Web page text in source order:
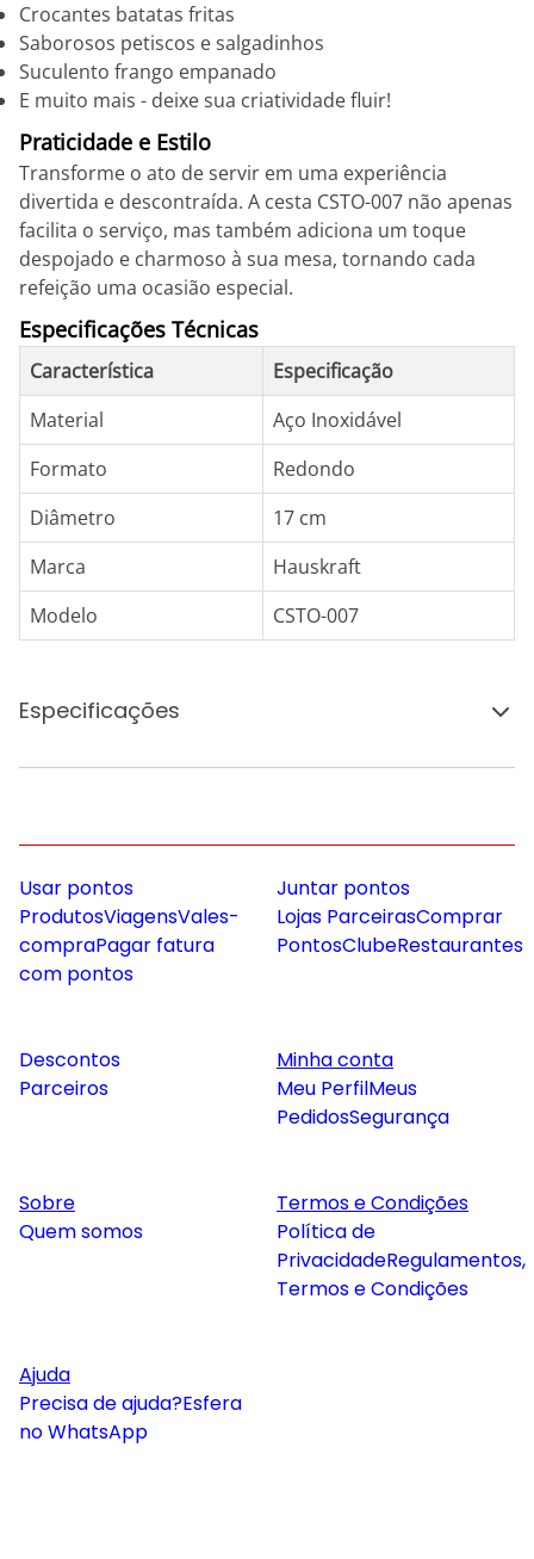
Crocantes batatas fritas
Saborosos petiscos e salgadinhos
Suculento frango empanado
E muito mais - deixe sua criatividade fluir!
Praticidade e Estilo
Transforme o ato de servir em uma experiência
divertida e descontraída. A cesta CSTO-007 não apenas
facilita o serviço, mas também adiciona um toque
despojado e charmoso à sua mesa, tornando cada
refeição uma ocasião especial.
Especificações Técnicas
Característica
Especificação
Material
Aço Inoxidável
Formato
Redondo
Diâmetro
17 cm
Marca
Hauskraft
Modelo
CSTO-007
Especificações
Usar pontos
ProdutosViagensVales-
compraPagar fatura
com pontos
Juntar pontos
Lojas ParceirasComprar
PontosClubeRestaurantes
Descontos
Parceiros
Minha conta
Meu PerfilMeus
PedidosSegurança
Sobre
Quem somos
Termos e Condições
Política de
PrivacidadeRegulamentos,
Termos e Condições
Ajuda
Precisa de ajuda?Esfera
no WhatsApp